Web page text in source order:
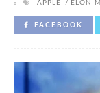
APPLE
ELON
FACEBOOK